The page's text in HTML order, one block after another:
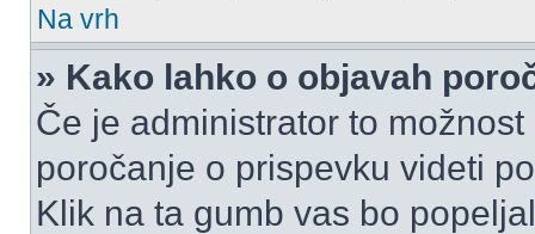
Na vrh
» Kako lahko o objavah
Če je administrator to
poročanje o prispevku videti
Klik na ta gumb vas bo